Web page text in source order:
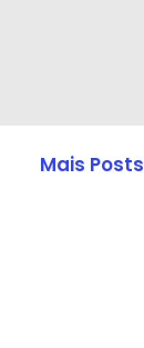
Mais Posts